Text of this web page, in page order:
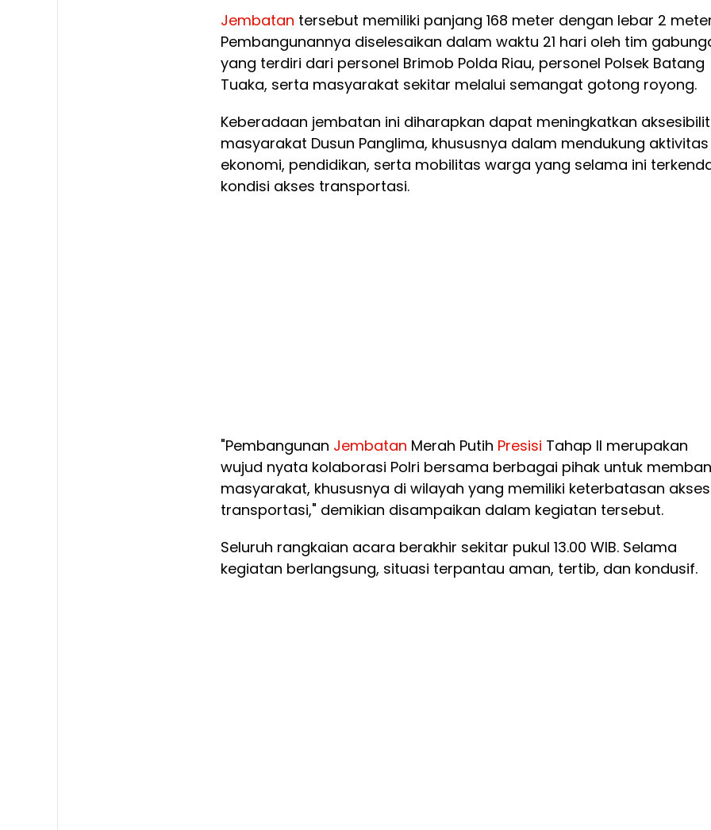
Jembatan tersebut memiliki panjang 168 meter dengan lebar 2
Pembangunannya diselesaikan dalam waktu 21 hari oleh tim
yang terdiri dari personel Brimob Polda Riau, personel Polsek Batang
Tuaka, serta masyarakat sekitar melalui semangat gotong royong.
Keberadaan jembatan ini diharapkan dapat meningkatkan
masyarakat Dusun Panglima, khususnya dalam mendukung aktivitas
ekonomi, pendidikan, serta mobilitas warga yang selama ini
kondisi akses transportasi.
"Pembangunan Jembatan Merah Putih Presisi Tahap II merupakan
wujud nyata kolaborasi Polri bersama berbagai pihak untuk
masyarakat, khususnya di wilayah yang memiliki keterbatasan akses
transportasi," demikian disampaikan dalam kegiatan tersebut.
Seluruh rangkaian acara berakhir sekitar pukul 13.00 WIB. Selama
kegiatan berlangsung, situasi terpantau aman, tertib, dan kondusif.